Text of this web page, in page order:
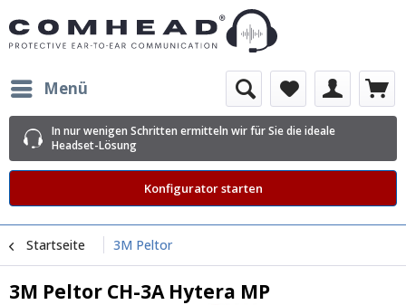
Menü
In nur wenigen Schritten ermitteln wir für Sie die ideale
Headset-Lösung
Konfigurator starten
Startseite 3M Peltor
3M Peltor CH-3A Hytera MP